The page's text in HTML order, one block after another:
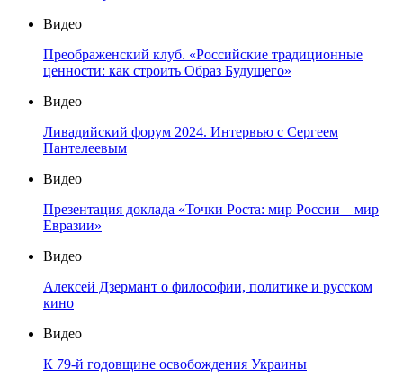
Видео
Преображенский клуб. «Российские традиционные
ценности: как строить Образ Будущего»
Видео
Ливадийский форум 2024. Интервью с Сергеем
Пантелеевым
Видео
Презентация доклада «Точки Роста: мир России – мир
Евразии»
Видео
Алексей Дзермант о философии, политике и русском
кино
Видео
К 79-й годовщине освобождения Украины